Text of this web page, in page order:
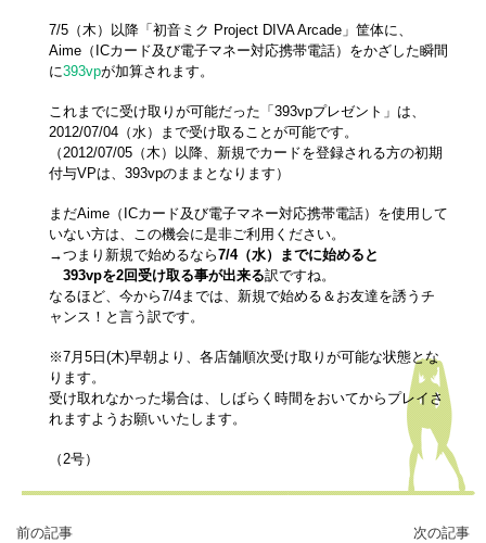
7/5（木）以降「初音ミク Project DIVA Arcade」筐体に、
Aime（ICカード及び電子マネー対応携帯電話）をかざした瞬間
に393vpが加算されます。
これまでに受け取りが可能だった「393vpプレゼント」は、
2012/07/04（水）まで受け取ることが可能です。
（2012/07/05（木）以降、新規でカードを登録される方の初期
付与VPは、393vpのままとなります）
まだAime（ICカード及び電子マネー対応携帯電話）を使用して
いない方は、この機会に是非ご利用ください。
→つまり新規で始めるなら7/4（水）までに始めると
393vpを2回受け取る事が出来る訳ですね。
なるほど、 今から7/4までは、新規で始める＆お友達を誘うチ
ャンス！ と言う訳です。
※7月5日(木)早朝より、各店舗順次受け取りが可能な状態とな
ります。
受け取れなかった場合は、しばらく時間をおいてからプレイさ
れますようお願いいたします。
（2号）
前の記事 次の記事